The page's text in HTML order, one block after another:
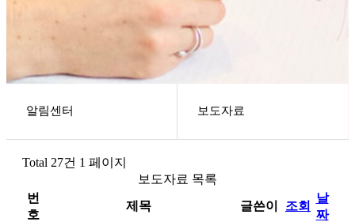
알림센터 보도자료
Total 27건 1 페이지
보도자료 목록
번
호
제목 글쓴이 조회
날
짜